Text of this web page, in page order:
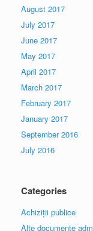
August 2017
July 2017
June 2017
May 2017
April 2017
March 2017
February 2017
January 2017
September 2016
July 2016
Categories
Achiziții publice
Alte documente